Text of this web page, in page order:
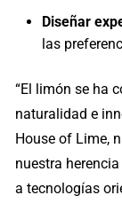
Diseñar
las
“El limón se ha
naturalidad e
House of Lime,
nuestra
a tecnologías